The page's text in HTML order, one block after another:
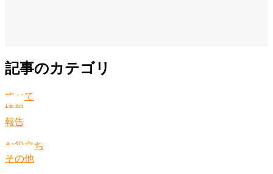
記事のカテゴリ
すべて
情報
報告
お役立ち
その他